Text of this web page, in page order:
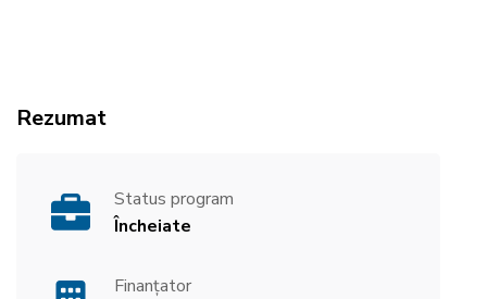
Rezumat
Status program
Încheiate
Finanțator